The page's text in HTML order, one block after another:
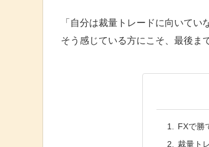
「自分は裁量トレードに向いてい
そう感じている方にこそ、最後ま
FXで勝
裁量ト